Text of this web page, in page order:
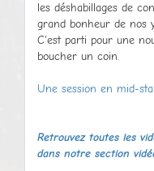
les déshabillages de
grand bonheur de nos
C'est parti pour une
boucher un coin.
Une session en mid-
Retrouvez toutes les
dans notre section